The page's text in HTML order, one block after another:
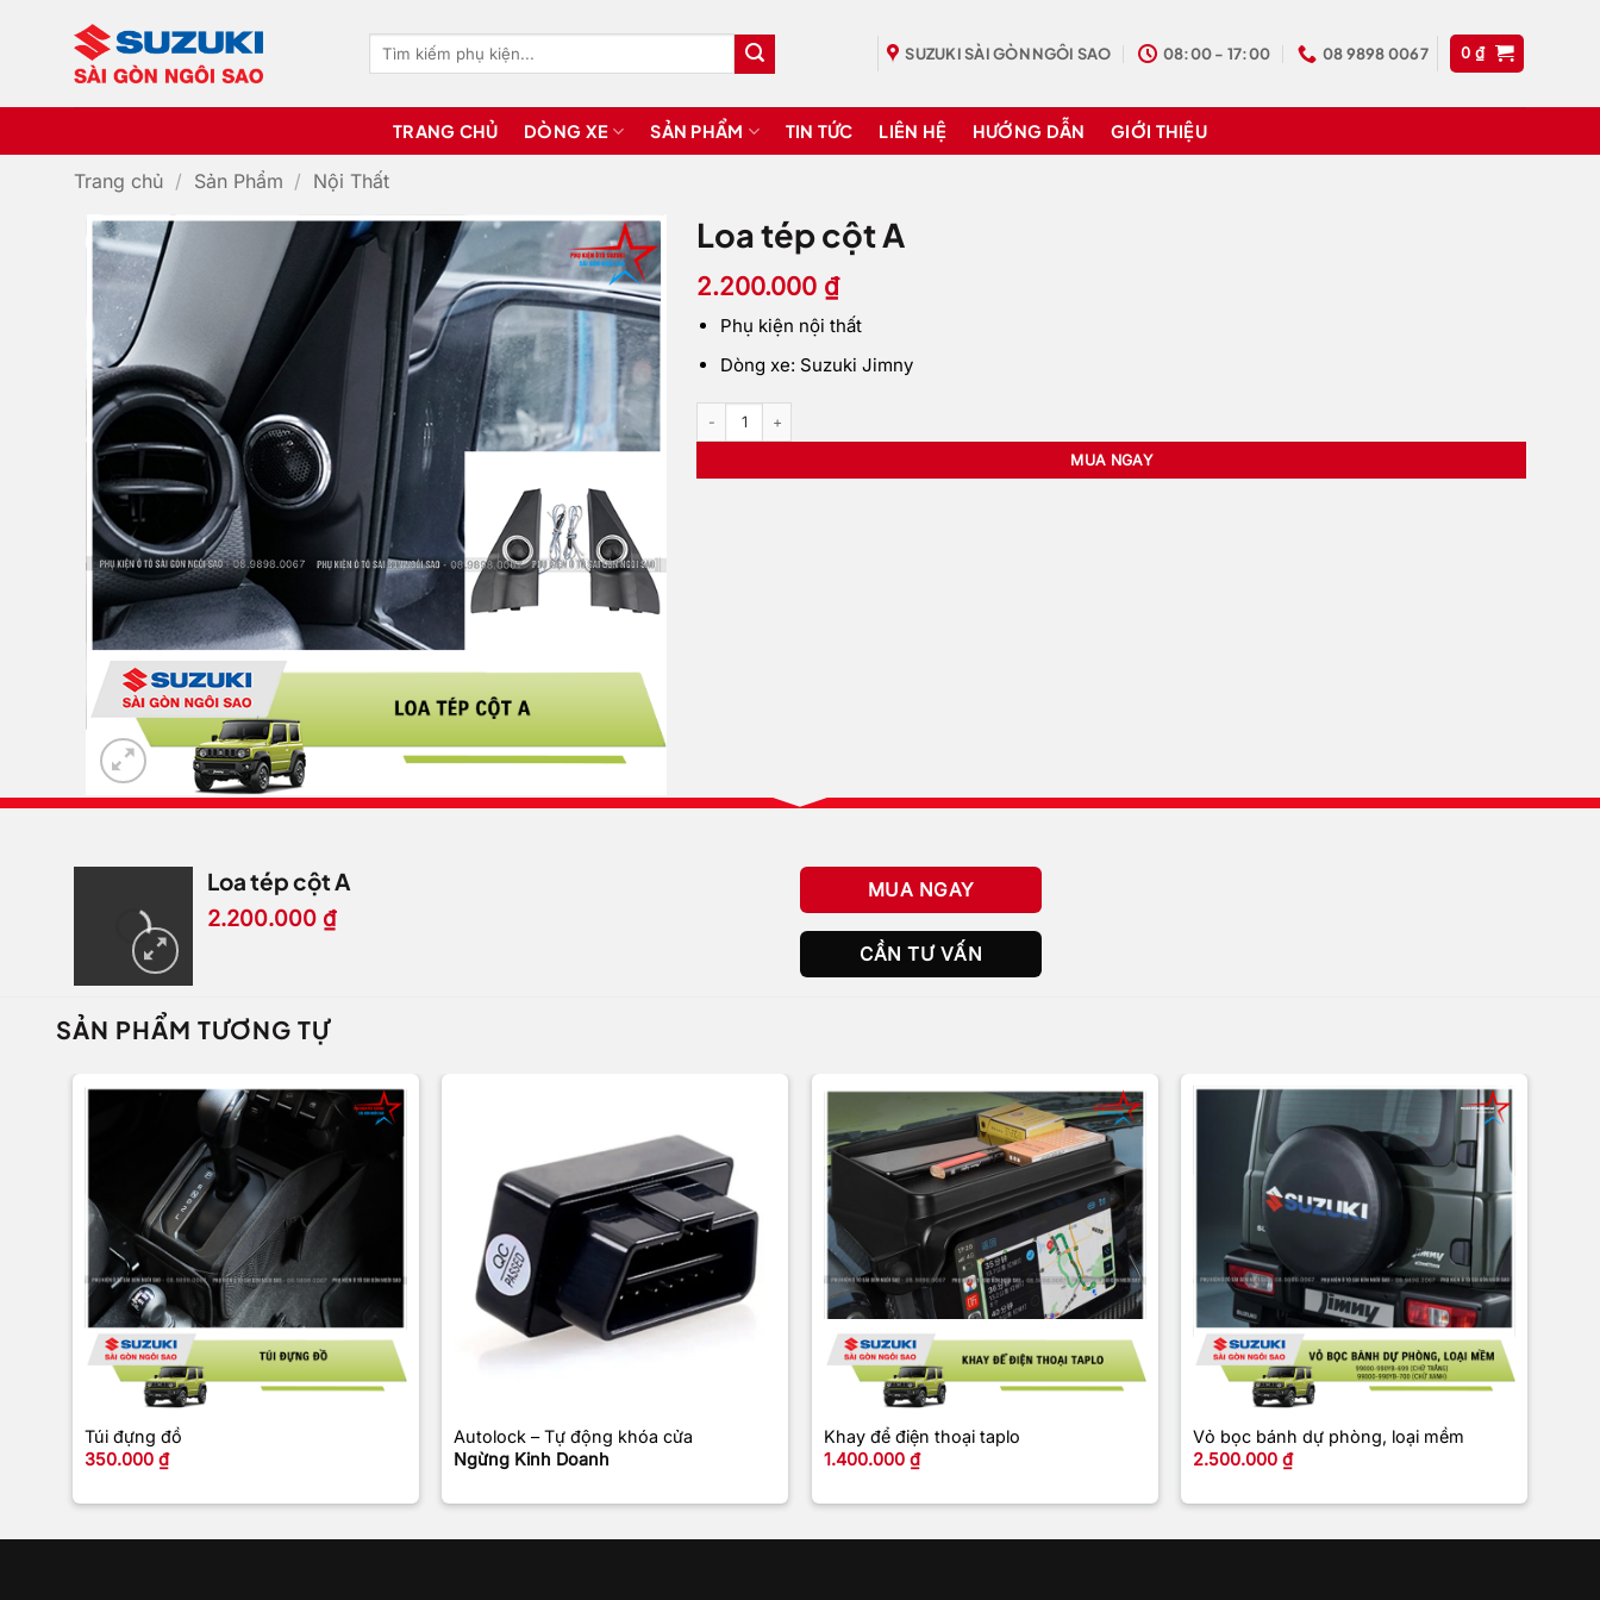
dung
Tìm
SUZUKI SÀI GÒN NGÔI SAO 08:00 - 17:00 08 9898 0067 0₫
TRANG CHỦ DÒNG XE SẢN PHẨM TIN TỨC LIÊN HỆ HƯỚNG DẪN GIỚI THIỆU
Trang chủ / Sản Phẩm / Nội Thất
Loa tép cột A
2.200.000 ₫
Phụ kiện nội thất
Dòng xe: Suzuki Jimny
Loa tép cột A số lượng
MUA NGAY
Loa tép cột A
2.200.000 ₫
MUA NGAY
CẦN TƯ VẤN
SẢN PHẨM TƯƠNG TỰ
+
Túi đựng đồ
350.000 ₫
Autolock – Tự động khóa cửa
Ngừng Kinh Doanh
+
Khay để điện thoại taplo
1.400.000 ₫
+
Vỏ bọc bánh dự phòng, loại mềm
2.500.000₫